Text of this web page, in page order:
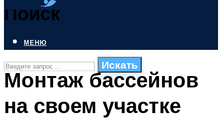
Поиск
Искать
ПЛАВАНЬЕ ДЛЯ ДЕТЕЙ
МЕНЮ
Монтаж бассейнов
на своем участке